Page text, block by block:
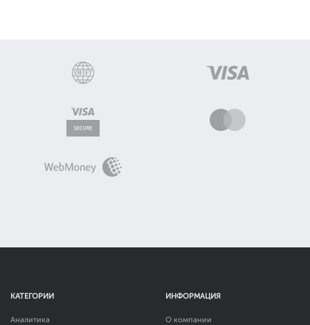
КАТЕГОРИИ
Аналитика
ИНФОРМАЦИЯ
О компании